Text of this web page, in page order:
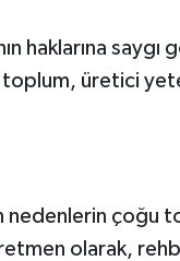
haklarına
üretici
çoğu
olarak,